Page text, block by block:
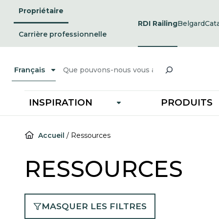
contenu
Propriétaire
Carrière professionnelle
RDI RailingBelgard
opens
new
Français
INSPIRATION PRODUITS
Accueil / Ressources
RESSOURCES
MASQUER LES FILTRES